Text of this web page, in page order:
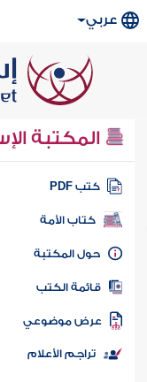
عربي
المكتبة
كتب PDF
كتاب الأمة
المكتبة
الكتب
موضوعي